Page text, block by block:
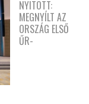
NYITOTT:
MEGNYÍLT AZ
ORSZÁG ELSŐ
ŰR-